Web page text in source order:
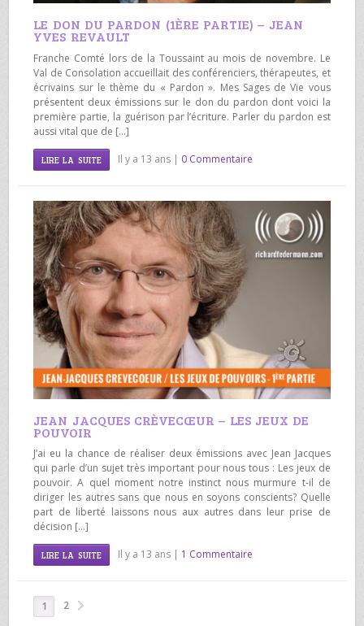
LE DON DU PARDON (1ÈRE PARTIE) – JEAN
YVES REVAULT
Franche Comté lors de la Toussaint au mois de novembre. Le
Val de Consolation accueillait des conférenciers, thérapeutes, et
écrivains sur le thème du « Pardon ». Mes Sages de Vie vous
présentent deux émissions sur le don du pardon dont voici la
première partie, la guérison par l’écriture. Parler du pardon est
aussi vital que de […]
LIRE LA SUITE Il y a 13 ans | 0 Commentaire
JEAN JACQUES CRÈVECŒUR – LES JEUX DE
POUVOIR
J’ai eu la chance de réaliser deux émissions avec Jean Jacques
qui parle d’un sujet très important pour nous tous : Les jeux de
pouvoir. A quel moment notre instinct nous murmure t-il de
diriger les autres sans que nous en soyons conscients? Quelle
part de liberté laissons nous aux autres dans leur prise de
décision […]
LIRE LA SUITE Il y a 13 ans | 1 Commentaire
1 2